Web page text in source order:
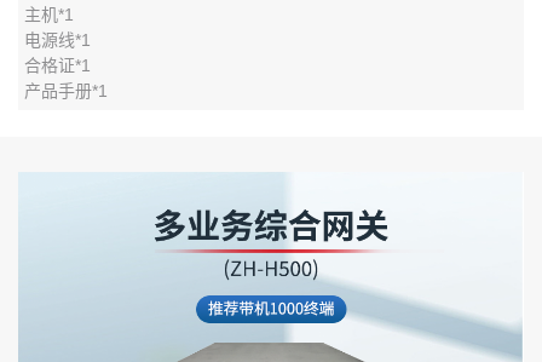
主机*1
电源线*1
合格证*1
产品手册*1